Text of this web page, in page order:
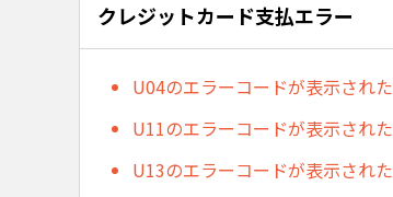
クレジットカード支払エラー
U04のエラーコードが表示された
U11のエラーコードが表示された
U13のエラーコードが表示された